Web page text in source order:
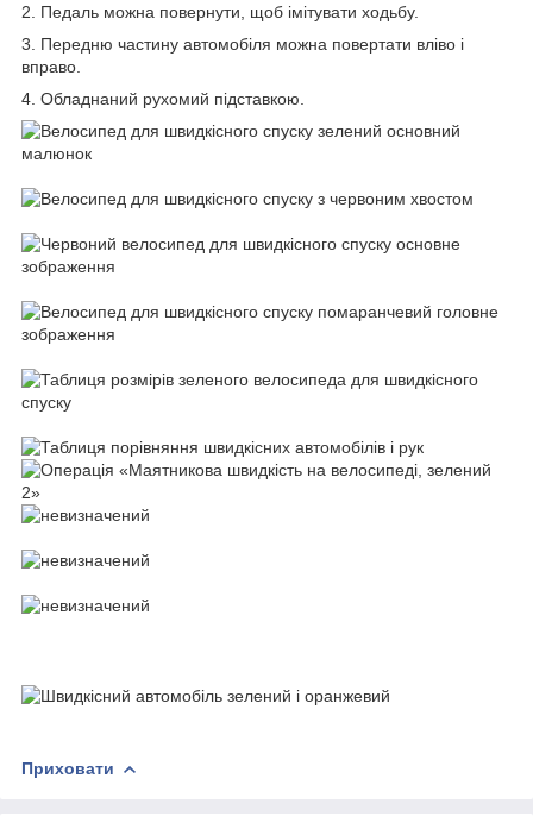
2. Педаль можна повернути, щоб імітувати ходьбу.
3. Передню частину автомобіля можна повертати вліво і
вправо.
4. Обладнаний рухомий підставкою.
Приховати